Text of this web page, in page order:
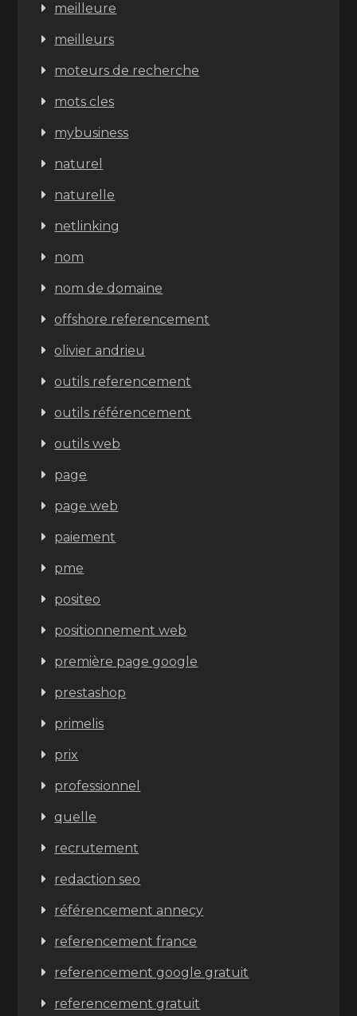
meilleure
meilleurs
moteurs de recherche
mots cles
mybusiness
naturel
naturelle
netlinking
nom
nom de domaine
offshore referencement
olivier andrieu
outils referencement
outils référencement
outils web
page
page web
paiement
pme
positeo
positionnement web
première page google
prestashop
primelis
prix
professionnel
quelle
recrutement
redaction seo
référencement annecy
referencement france
referencement google gratuit
referencement gratuit